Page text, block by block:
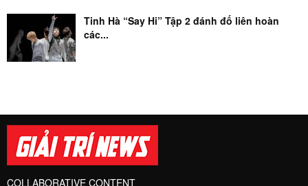
Tinh Hà “Say Hi” Tập 2 đánh đố liên hoàn
các...
COLLABORATIVE CONTENT